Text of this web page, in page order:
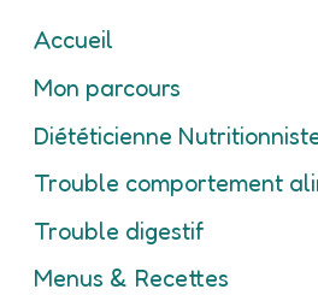
Accueil
Mon parcours
Diététicienne
Trouble comportement
Trouble digestif
Menus & Recettes